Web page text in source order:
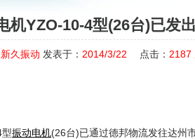
机YZO-10-4型(26台)已发
新久振动 发表于： 2014/3/22 点击： 2187
振动电机(26台)已通过德邦物流发往达州